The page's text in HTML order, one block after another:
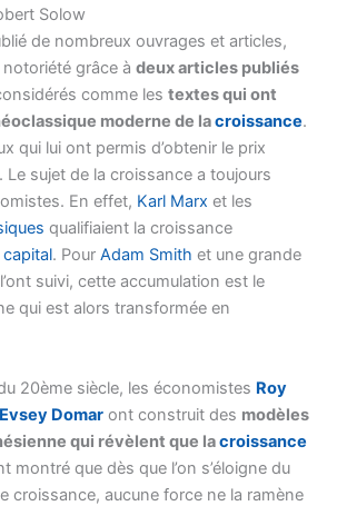
Solow
de nombreux ouvrages et articles,
notoriété grâce àdeux articles publiés
comme lestextes qui ont
moderne de lacroissance.
qui lui ont permis d’obtenir le prix
Le sujet de la croissance a toujours
En effet, Karl Marx et les
qualifiaient la croissance
capital. PourAdam Smith et une grande
suivi, cette accumulation est le
qui est alors transformée en
20ème siècle, les économistes Roy
Evsey Domar ont construit des modèles
qui révèlent que lacroissance
montré que dès que l’on s’éloigne du
croissance, aucune force ne la ramène